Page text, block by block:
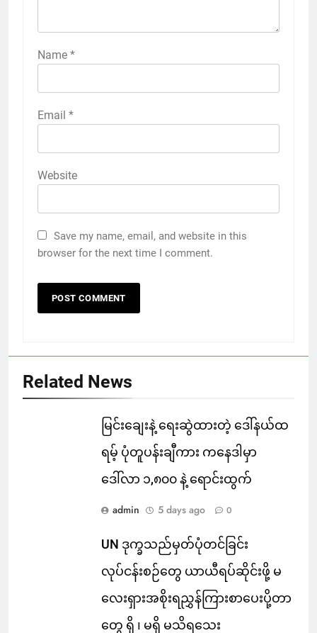
Name *
Email *
Website
Save my name, email, and website in this
browser for the next time I comment.
Related News
မြင်းချေးနဲ့ ရေးဆွဲထားတဲ့ ဒေါ်နယ်ထ
ရမ့် ပုံတူပန်းချီကား ကနေဒါမှာ
ဒေါ်လာ ၁,၈၀၀ နဲ့ ရောင်းထွက်
admin 5 days ago 0
UN ဒုက္ခသည်မှတ်ပုံတင်ခြင်း
လုပ်ငန်းစဉ်တွေ ယာယီရပ်ဆိုင်းဖို့ မ
လေးရှားအစိုးရညွှန်ကြားစာပေးပို့တာ
တွေ ရှိ ၊ မရှိ မသိရသေး